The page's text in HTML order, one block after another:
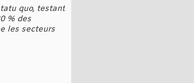
quo, testant
% des
les secteurs